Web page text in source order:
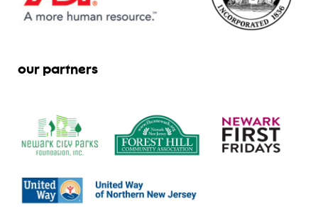
our partners